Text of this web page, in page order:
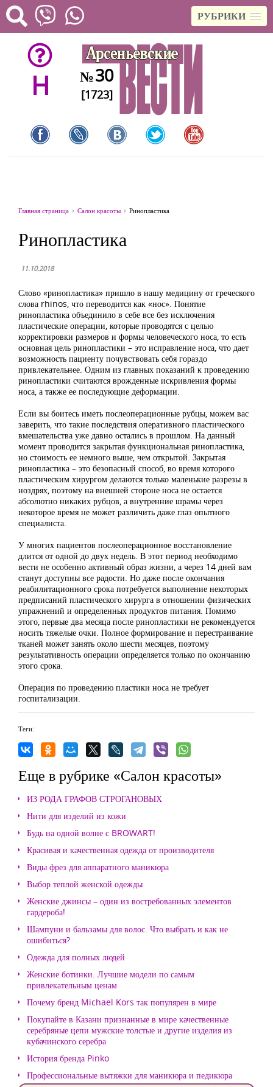
РУБРИКИ
H №30
[1723]
Главная страница Салон красоты Ринопластика
Ринопластика
11.10.2018
Слово «ринопластика» пришло в нашу медицину от греческого
слова rhinos, что переводится как «нос». Понятие
ринопластика объединило в себе все без исключения
пластические операции, которые проводятся с целью
корректировки размеров и формы человеческого носа, то есть
основная цель ринопластики – это исправление носа, что дает
возможность пациенту почувствовать себя гораздо
привлекательнее. Одним из главных показаний к проведению
ринопластики считаются врожденные искривления формы
носа, а также ее последующие деформации.
Если вы боитесь иметь послеоперационные рубцы, можем вас
заверить, что такие последствия оперативного пластического
вмешательства уже давно остались в прошлом. На данный
момент проводится закрытая функциональная ринопластика,
но стоимость ее немного выше, чем открытой. Закрытая
ринопластика – это безопасный способ, во время которого
пластическим хирургом делаются только маленькие разрезы в
ноздрях, поэтому на внешней стороне носа не остается
абсолютно никаких рубцов, а внутренние шрамы через
некоторое время не может различить даже глаз опытного
специалиста.
У многих пациентов послеоперационное восстановление
длится от одной до двух недель. В этот период необходимо
вести не особенно активный образ жизни, а через 14 дней вам
станут доступны все радости. Но даже после окончания
реабилитационного срока потребуется выполнение некоторых
предписаний пластического хирурга в отношении физических
упражнений и определенных продуктов питания. Помимо
этого, первые два месяца после ринопластики не рекомендуется
носить тяжелые очки. Полное формирование и перестраивание
тканей может занять около шести месяцев, поэтому
результативность операции определяется только по окончанию
этого срока.
Операция по проведению пластики носа не требует
госпитализации.
Теги:
Еще в рубрике «Салон красоты»
ИЗ РОДА ГРАФОВ СТРОГАНОВЫХ
Нити для изделий из кожи
Будь на одной волне с BROWART!
Красивая и качественная одежда от производителя
Виды фрез для аппаратного маникюра
Выбор теплой женской одежды
Женские джинсы – один из востребованных элементов
гардероба!
Шампуни и бальзамы для волос. Что выбрать и как не
ошибиться?
Одежда для полных людей
Женские ботинки. Лучшие модели по самым
привлекательным ценам
Почему бренд Michael Kors так популярен в мире
Покупайте в Казани признанные в мире качественные
серебряные цепи мужские толстые и другие изделия из
кубачинского серебра
История бренда Pinko
Профессиональные вытяжки для маникюра и педикюра